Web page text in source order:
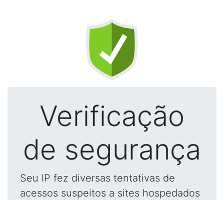
Verificação
de segurança
Seu IP fez diversas tentativas de
acessos suspeitos a sites hospedados